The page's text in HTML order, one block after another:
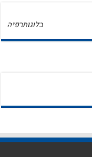
בלוגותרפיה